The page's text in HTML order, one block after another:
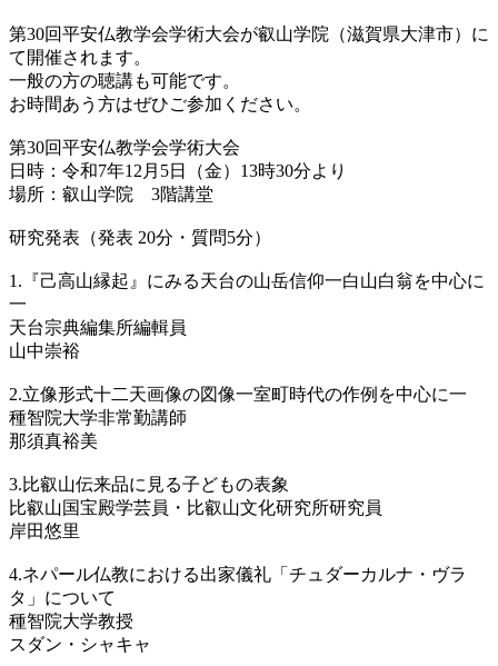
第30回平安仏教学会学術大会が叡山学院（滋賀県大津市）に
て開催されます。
一般の方の聴講も可能です。
お時間あう方はぜひご参加ください。
第30回平安仏教学会学術大会
日時：令和7年12月5日（金）13時30分より
場所：叡山学院 3階講堂
研究発表（発表 20分・質問5分）
1.『己高山縁起』にみる天台の山岳信仰一白山白翁を中心に
一
天台宗典編集所編輯員
山中崇裕
2.立像形式十二天画像の図像一室町時代の作例を中心に一
種智院大学非常勤講師
那須真裕美
3.比叡山伝来品に見る子どもの表象
比叡山国宝殿学芸員・比叡山文化研究所研究員
岸田悠里
4.ネパール仏教における出家儀礼「チュダーカルナ・ヴラ
タ」について
種智院大学教授
スダン・シャキャ